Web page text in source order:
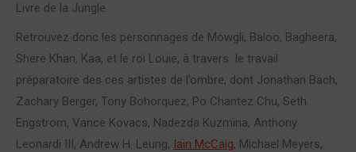
Livre de la Jungle.
Retrouvez donc les personnages de Mowgli, Baloo, Bagheera,
Shere Khan, Kaa, et le roi Louie, à travers le travail
préparatoire des ces artistes de l’ombre, dont Jonathan Bach,
Zachary Berger, Tony Bohorquez, Po Chantez Chu, Seth
Engstrom, Vance Kovacs, Nadezda Kuzmina, Anthony
Leonardi III, Andrew H. Leung, Iain McCaig, Michael Meyers,